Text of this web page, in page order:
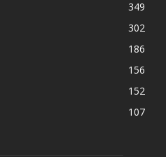
349
302
186
156
152
107